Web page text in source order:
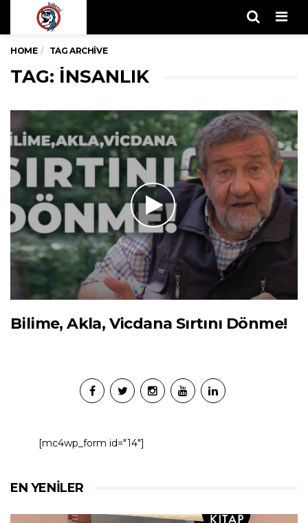
HOME TAG ARCHIVE
TAG: INSANLIK
Bilime, Akla, Vicdana Sırtını Dönme!
[mc4wp_form id="14"]
EN YENILER